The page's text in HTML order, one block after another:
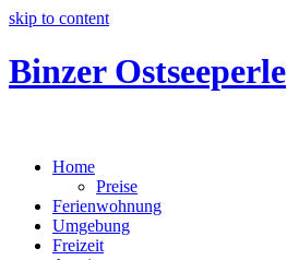
skip to content
Binzer Ostseeperle
Home
Preise
Ferienwohnung
Umgebung
Freizeit